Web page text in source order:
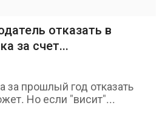
отказать в
за счет...
за прошлый год отказать
Но если "висит"...